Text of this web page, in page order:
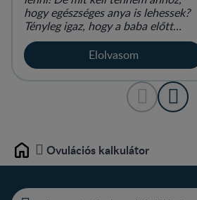
hogy egészséges anya is lehessek?
Tényleg igaz, hogy a baba előtt
jobban oda kell figyelnem magamra?
Elolvasom
Home Ovulációs kalkulátor